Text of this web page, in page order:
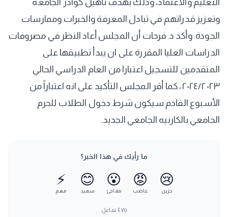
التعليم والاعتماد، وذلك بهدف تأهيل كوادر الجامعة
وتعزيز قدراتهم في تبادل المعرفة والخبرات وممارسات
الجودة. وأكد د. فرحات أن المجلس أعاد النظر في مصروفات
الدراسات العليا المقررة على ان يبدأ تطبيقها على
المتقدمين للتسجيل اعتبارا من العام الدراسي الحالي
٢٠٢٤/٢٠٢٣، كما أقر المجلس التأكيد على انه اعتباراً من
الأسبوع القادم سيكون شرط دخول الطلاب للحرم
الجامعي بالكارنيه الجامعي الجديد.
ما رأيك في هذا الخبر؟
😢
حزين
😡
غاضب
😮
مفاجئ
😊
سعيد
⚡
مهم
٤٧٥ تفاعل